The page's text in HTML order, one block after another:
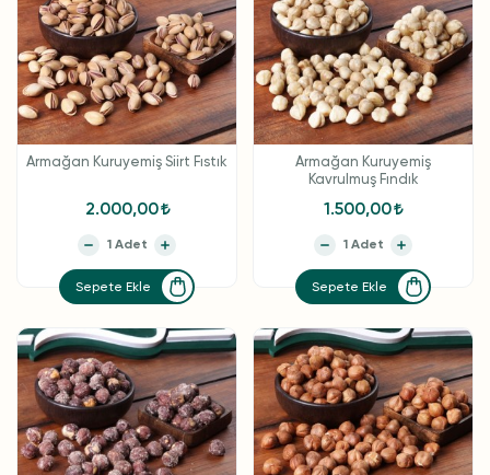
Armağan Kuruyemiş Siirt Fıstık
2.000,00
Sepete Ekle
Armağan Kuruyemiş
Kavrulmuş Fındık
1.500,00
Sepete Ekle